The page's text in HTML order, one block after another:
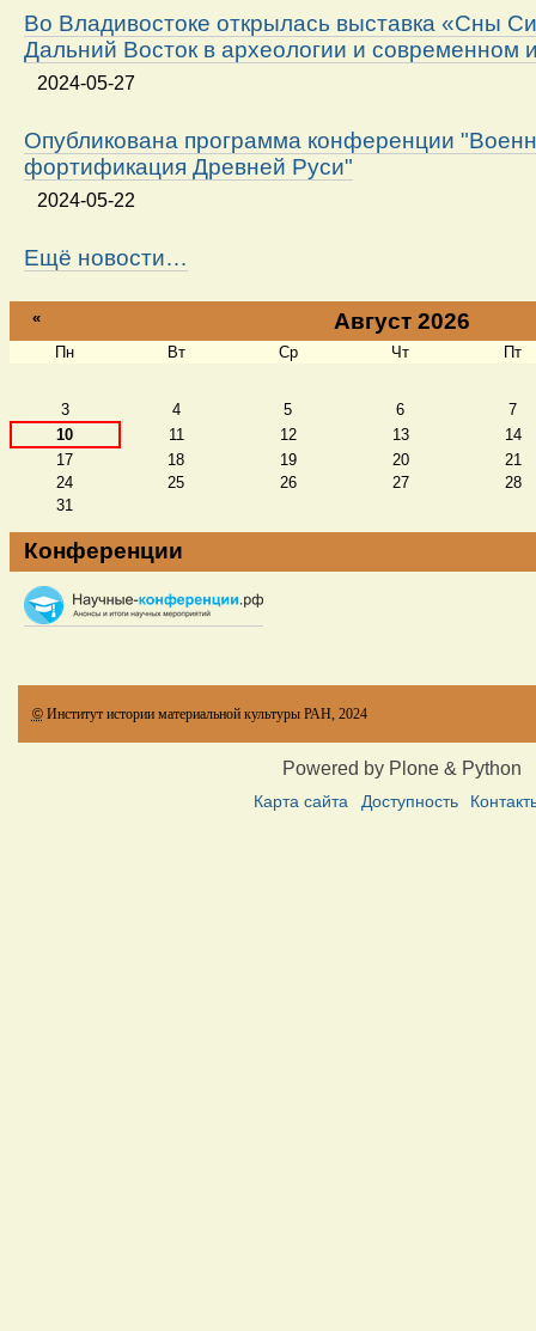
Во Владивостоке открылась выставка «Сны
Дальний Восток в археологии и современном
2024-05-27
Опубликована программа конференции
фортификация Древней Руси"
2024-05-22
Ещё новости…
« Август 2026
Пн Вт Ср Чт Пт
3 4 5 6
7
10
11 12 13
14
17
18 19 20
21
24
25 26 27
28
31
Конференции
© Институт истории материальной культуры РАН, 2024
Powered by Plone & Python
Карта сайта Доступность